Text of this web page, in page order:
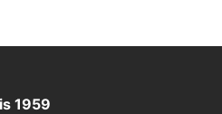
1959